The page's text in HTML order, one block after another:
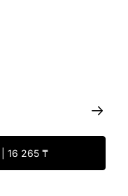
16 265 ₸